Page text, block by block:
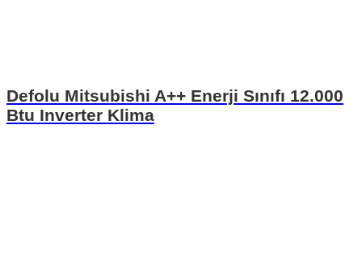
Defolu Mitsubishi A++ Enerji Sınıfı 12.000
Btu Inverter Klima